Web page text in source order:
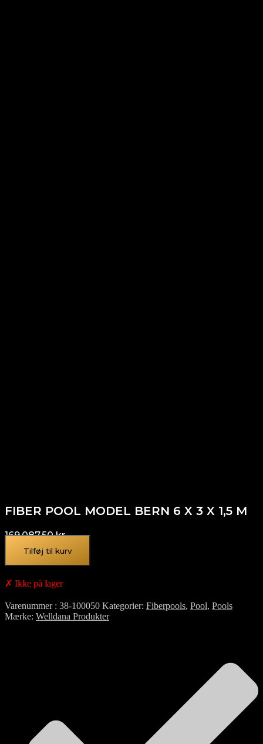
FIBER POOL MODEL BERN 6 X 3 X 1,5 M
169.087,50kr.
Tilføj til kurv
✗ Ikke på lager
Varenummer 38-100050 Kategorier Fiberpools, Pool, Pools
Mærke Welldana Produkter